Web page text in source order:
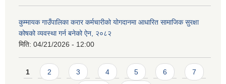
कुम्मायक गाउँपालिका करार कर्मचारीको योगदानमा आधारित सामाजिक सुरक्षा
कोषको व्यवस्था गर्न बनेको ऐन, २०८२
मिति: 04/21/2026 - 12:00
Pages
1 2 3 4 5 6 7